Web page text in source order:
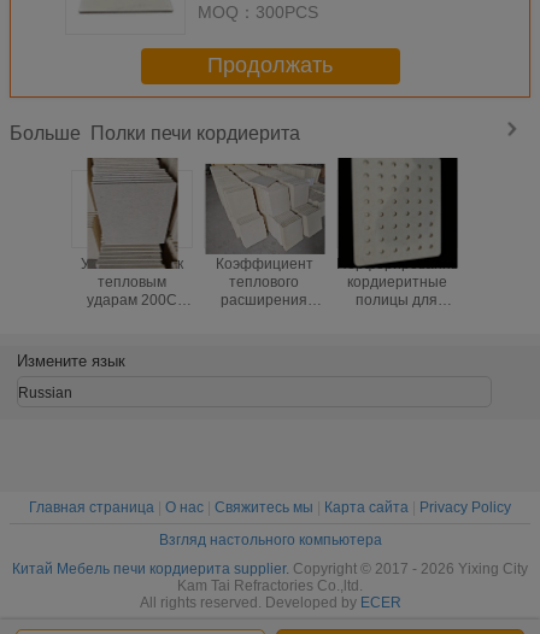
долговечность
MOQ： 300PCS
Продолжать
Больше Полки печи кордиерита
Устойчивость к
тепловым
ударам 200C
Толщина формы
от 10 до 30 мм
Коэффициент
теплового
расширения
Перфорированные
кордиеритные
полицы для
Измените язык
Russian
Главная страница О нас Свяжитесь мы Карта сайта
Privacy Policy
Взгляд настольного компьютера
Китай Мебель печи кордиерита supplier. Copyright © 2017 - 2026 Yixing City
Kam Tai Refractories Co.,ltd.
All rights reserved. Developed by ECER